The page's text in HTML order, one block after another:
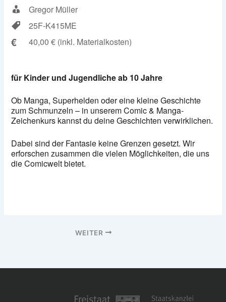
Gregor Müller
25F-K415ME
€ 40,00 € (inkl. Materialkosten)
für Kinder und Jugendliche ab 10 Jahre
Ob Manga, Superhelden oder eine kleine Geschichte
zum Schmunzeln – in unserem Comic & Manga-
Zeichenkurs kannst du deine Geschichten verwirklichen.
Dabei sind der Fantasie keine Grenzen gesetzt. Wir
erforschen zusammen die vielen Möglichkeiten, die uns
die Comicwelt bietet.
WEITER